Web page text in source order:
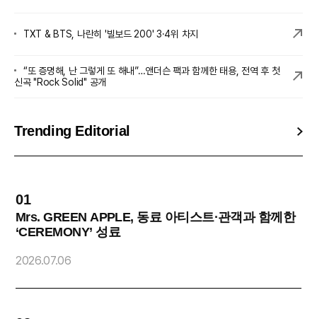
TXT & BTS, 나란히 '빌보드 200' 3·4위 차지
“또 증명해, 난 그렇게 또 해내”…앤더슨 팩과 함께한 태용, 전역 후 첫
신곡 "Rock Solid" 공개
Trending Editorial
01
Mrs. GREEN APPLE, 동료 아티스트·관객과 함께한
‘CEREMONY’ 성료
2026.07.06